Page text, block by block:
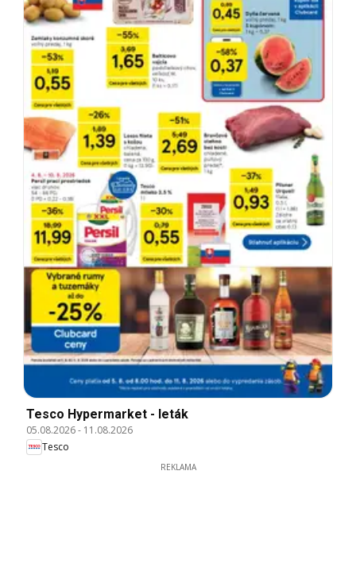
Tesco Hypermarket - leták
05.08.2026- 11.08.2026
Tesco
REKLAMA